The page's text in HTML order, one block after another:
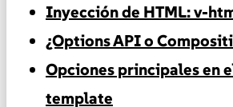
Inyección de HTML: v-
¿Options API o
Opciones principales en
template